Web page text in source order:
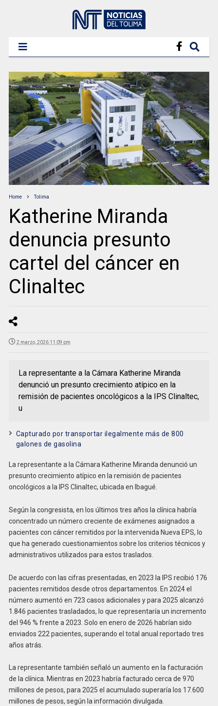
Home Tolima
Katherine Miranda
denuncia presunto
cartel del cáncer en
Clinaltec
2 marzo, 2026 11:09 pm
La representante a la Cámara Katherine Miranda
denunció un presunto crecimiento atípico en la
remisión de pacientes oncológicos a la IPS Clinaltec,
u
Capturado por transportar ilegalmente más de 800
galones de gasolina
La representante a la Cámara Katherine Miranda denunció un
presunto crecimiento atípico en la remisión de pacientes
oncológicos a la IPS Clinaltec, ubicada en Ibagué.
Según la congresista, en los últimos tres años la clínica habría
concentrado un número creciente de exámenes asignados a
pacientes con cáncer remitidos por la intervenida Nueva EPS, lo
que ha generado cuestionamientos sobre los criterios técnicos y
administrativos utilizados para estos traslados.
De acuerdo con las cifras presentadas, en 2023 la IPS recibió 176
pacientes remitidos desde otros departamentos. En 2024 el
número aumentó en 723 casos adicionales y para 2025 alcanzó
1.846 pacientes trasladados, lo que representaría un incremento
del 946 % frente a 2023. Solo en enero de 2026 habrían sido
enviados 222 pacientes, superando el total anual reportado tres
años atrás.
La representante también señaló un aumento en la facturación
de la clínica. Mientras en 2023 habría facturado cerca de 970
millones de pesos, para 2025 el acumulado superaría los 17.600
millones de pesos, según la información divulgada.